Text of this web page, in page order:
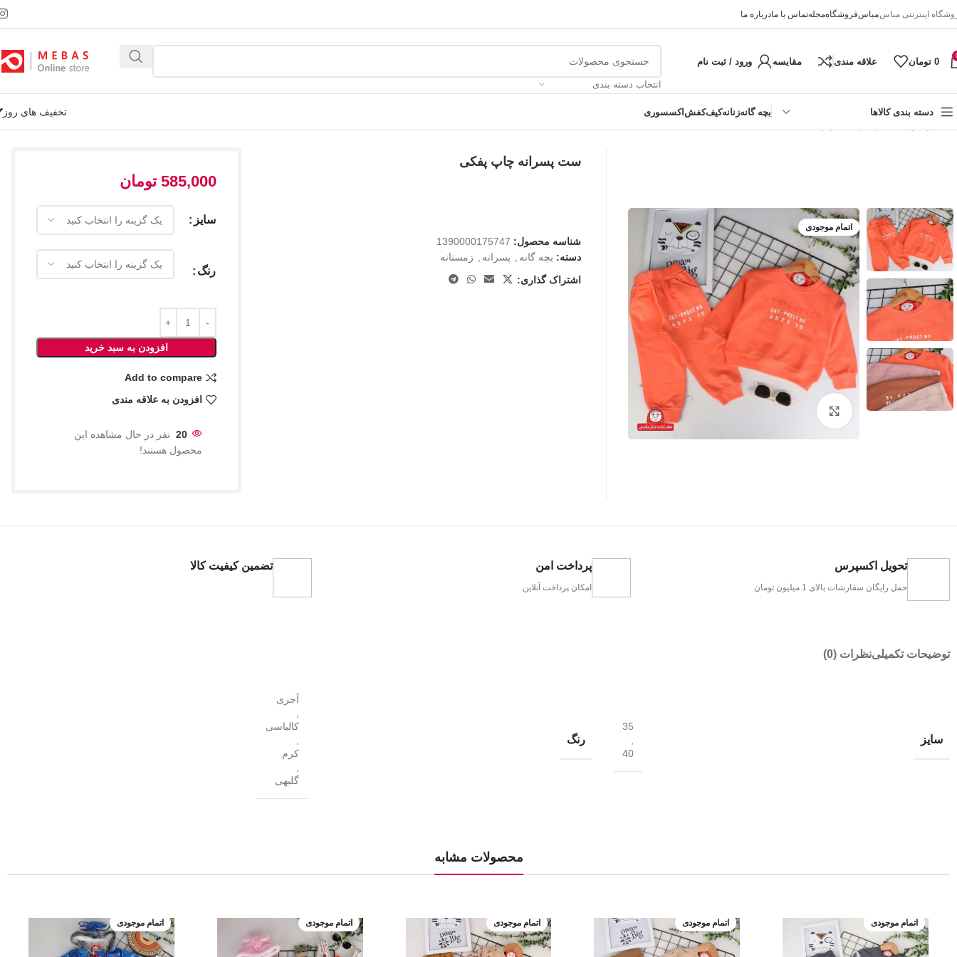
اینترنتی مباسمباسفروشگاهمجلهتماس با مادرباره ما
0 تومان علاقه مندی مقایسه ورود / ثبت نام
انتخاب دسته بندی
دسته بندی کالاها
نوزادی
بچه گانهزنانهکیفکفشاکسسوری
تخفیف های روز
اتمام موجودی
ست پسرانه چاپ پفکی
شناسه محصول: 1390000175747
دسته: بچه گانه پسرانه
زمستانه
اشتراک گذاری:
585,000 تومان
سایز
رنگ
افزودن به سبد خرید
Add to compare
افزودن به علاقه مندی
20 نفر در حال مشاهده این
محصول هستند!
تحویل اکسپرس
حمل رایگان سفارشات بالای 1 میلیون تومان
پرداخت امن
امکان پرداخت آنلاین
تضمین کیفیت کالا
توضیحات تکمیلینظرات (0)
سایز
35
40
رنگ
آجری
کالباسی
کرم
گلبهی
محصولات مشابه
اتمام موجودی اتمام موجودی اتمام موجودی اتمام موجودی اتمام موجودی